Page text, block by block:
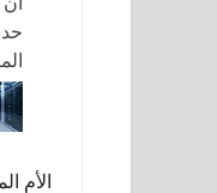
الأم